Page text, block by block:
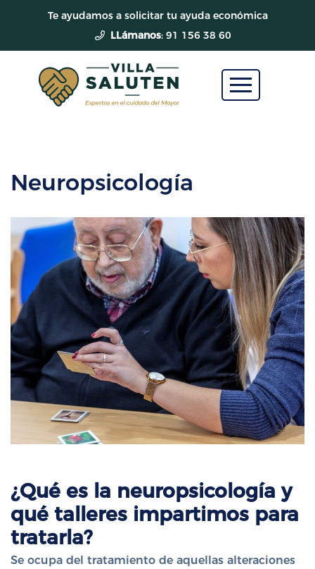
Te ayudamos a solicitar tu ayuda económica
LLámanos: 91 156 38 60
Neuropsicología
¿Qué es la neuropsicología y
qué talleres impartimos para
tratarla?
Se ocupa del tratamiento de aquellas alteraciones